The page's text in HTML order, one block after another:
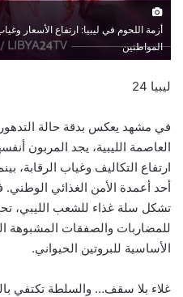
أزمة اللحوم في ليبيا: ارتفاع الأسعار
المواطنين
ليبيا 24
في مشهد يعكس بدقة حالة
العاصمة الليبية، يجد المربون
ارتفاع التكاليف وغياب الرقابة،
أحد أعمدة الأمن الغذائي
تشكل سلة غذاء للشعب الليبي،
للمضاربات والصفقات المشبوهة
الأساسية للبروتين الحيواني.
غلاء بلا سقف… والسلطة تكتفي